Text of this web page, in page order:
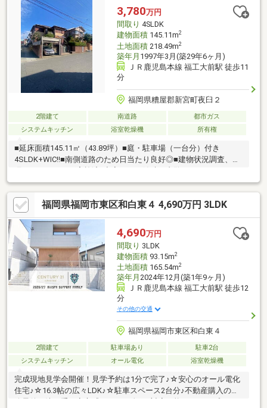
ム購入可能☆☆内覧、資金計画などお気軽にご相談ください。何
でもお答えします(^-^)
3,780万円
間取り 4SLDK
建物面積145.11m2
土地面積218.49m2
築年月 1997年3月(築29年6ヶ月)
ＪＲ鹿児島本線 福工大前駅 徒歩11
分
福岡県糟屋郡新宮町夜臼２
2階建て 南道路
都市ガス
システムキッチン
浴室乾燥機 所有権
■延床面積145.11㎡（43.89坪）■庭・駐車場（一台分）付き
4SLDK+WIC!!■南側道路のため日当たり良好◎■建物状況調査、水
気軽にお問い合わせください!!
福岡県福岡市東区和白東４ 4,690万円 3LDK
4,690万円
間取り 3LDK
建物面積93.15m2
土地面積165.54m2
築年月 2024年12月(築1年9ヶ月)
ＪＲ鹿児島本線 福工大前駅 徒歩12
分
その他の交通
福岡県福岡市東区和白東４
2階建て 駐車場あり
駐車2台
システムキッチン
オール電化 浴室乾燥機
完成現地見学会開催！見学予約は1分で完了♪☆安心のオール電化
住宅♪☆16.3帖の広々LDK♪☆駐車スペース2台分♪不動産購入の最